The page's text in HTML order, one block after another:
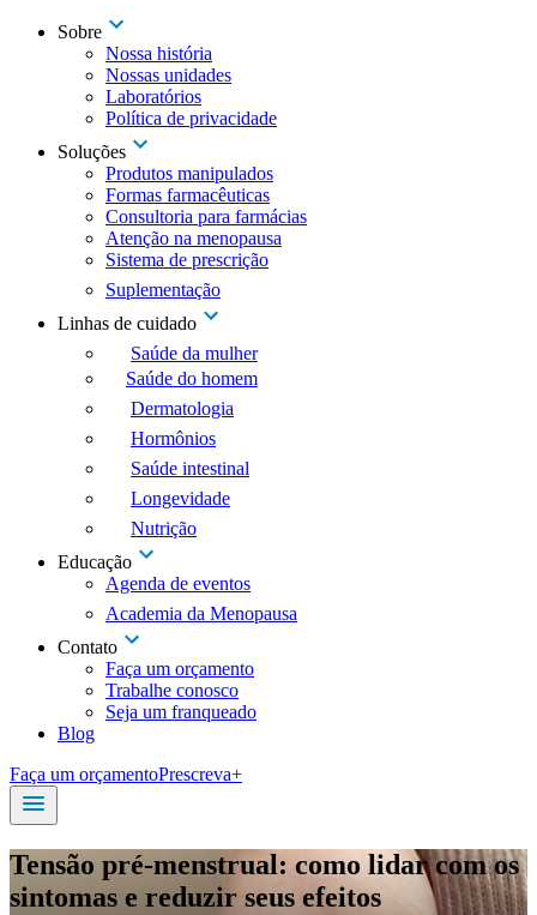
Sobre
Nossa história
Nossas unidades
Laboratórios
Política de privacidade
Soluções
Produtos manipulados
Formas farmacêuticas
Consultoria para farmácias
Atenção na menopausa
Sistema de prescrição
Suplementação
Linhas de cuidado
Saúde da mulher
Saúde do homem
Dermatologia
Hormônios
Saúde intestinal
Longevidade
Nutrição
Educação
Agenda de eventos
Academia da Menopausa
Contato
Faça um orçamento
Trabalhe conosco
Seja um franqueado
Blog
Faça um orçamentoPrescreva+
Tensão pré-menstrual: como lidar com os
sintomas e reduzir seus efeitos